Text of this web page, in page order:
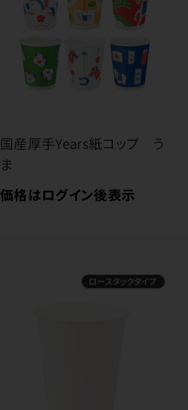
国産厚手Years紙コップ う
ま
価格はログイン後表示